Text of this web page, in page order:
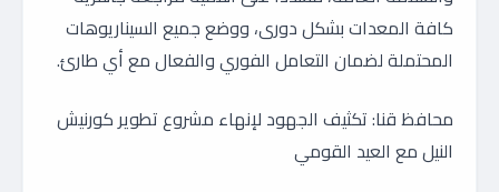
كافة المعدات بشكل دورى، ووضع جميع السيناريوهات
المحتملة لضمان التعامل الفوري والفعال مع أي طارئ.
محافظ قنا: تكثيف الجهود لإنهاء مشروع تطوير كورنيش
النيل مع العيد القومي